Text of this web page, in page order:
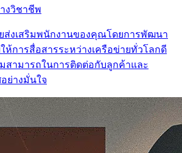
งวิชาชีพ
วยส่งเสริมพนักงานของคุณโดยการพัฒนา
ห้การสื่อสารระหว่างเครือข่ายทั่วโลกดี
สามารถในการติดต่อกับลูกค้าและ
ย่างมั่นใจ